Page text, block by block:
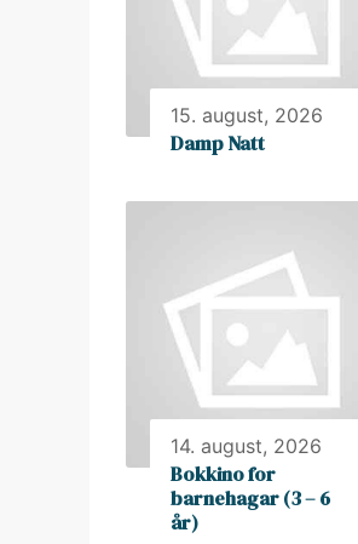
15. august, 2026
Damp Natt
14. august, 2026
Bokkino for
barnehagar (3 – 6
år)